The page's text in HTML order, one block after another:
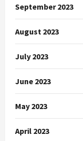
September 2023
August 2023
July 2023
June 2023
May 2023
April 2023